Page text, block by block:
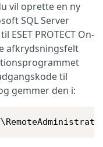
vil oprette en ny
SQL Server
ESET PROTECT On-
afkrydsningsfelt
til
gemmer den i: